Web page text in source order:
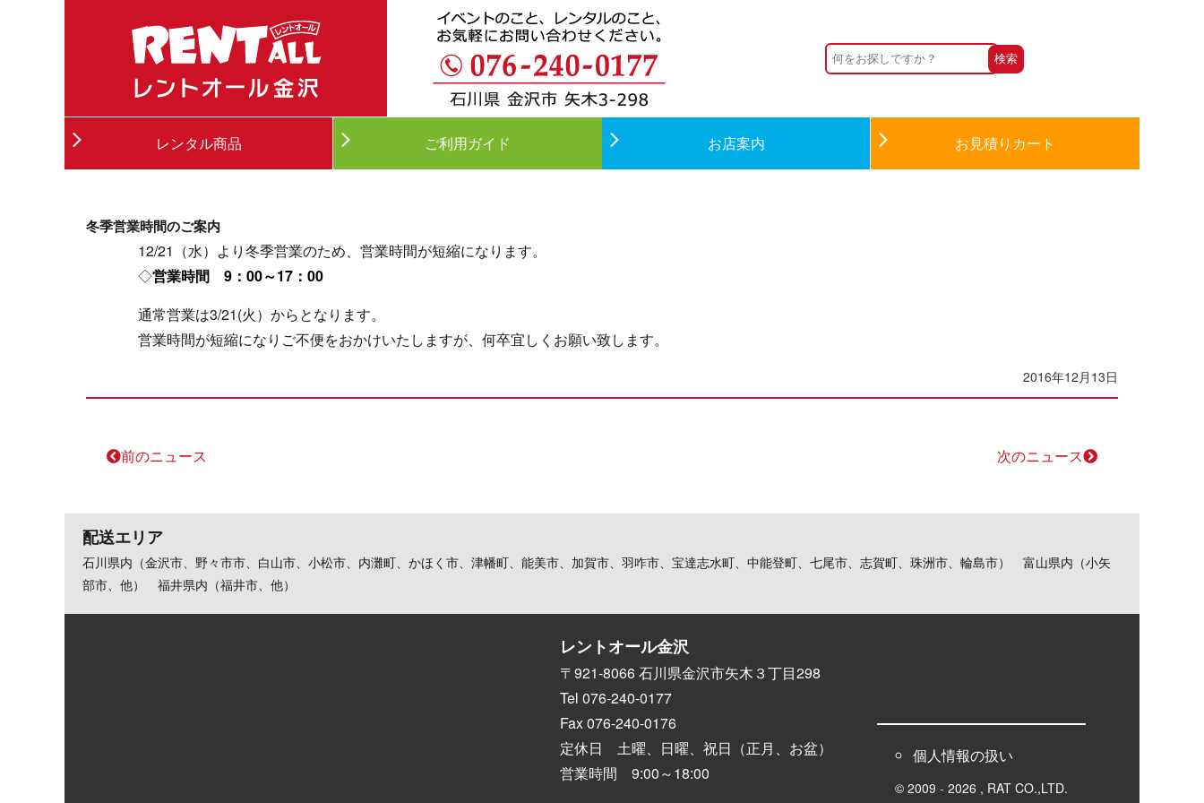
レンタル商品 ご利用ガイド お店案内 お見積りカート
冬季営業時間のご案内
12/21（水）より冬季営業のため、営業時間が短縮になります。
◇営業時間 9：00～17：00
通常営業は3/21(火）からとなります。
営業時間が短縮になりご不便をおかけいたしますが、何卒宜しくお願い致します。
2016年12月13日
前のニュース 次のニュース
配送エリア
石川県内（金沢市、野々市市、白山市、小松市、内灘町、かほく市、津幡町、能美市、加賀市、羽咋市、宝達志水町、中能登町、七尾市、志賀町、珠洲市、輪島市） 富山県内（小矢
部市、他） 福井県内（福井市、他）
レントオール金沢
〒921-8066 石川県金沢市矢木３丁目298
Tel 076-240-0177
Fax 076-240-0176
定休日 土曜、日曜、祝日（正月、お盆）
営業時間 9:00～18:00
個人情報の扱い
© 2009 - 2026 , RAT CO.,LTD.